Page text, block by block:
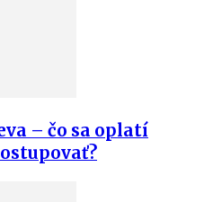
– čo sa oplatí